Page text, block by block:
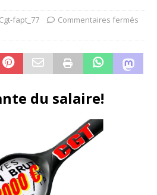
Cgt-fapt_77 Commentaires fermés
du salaire!